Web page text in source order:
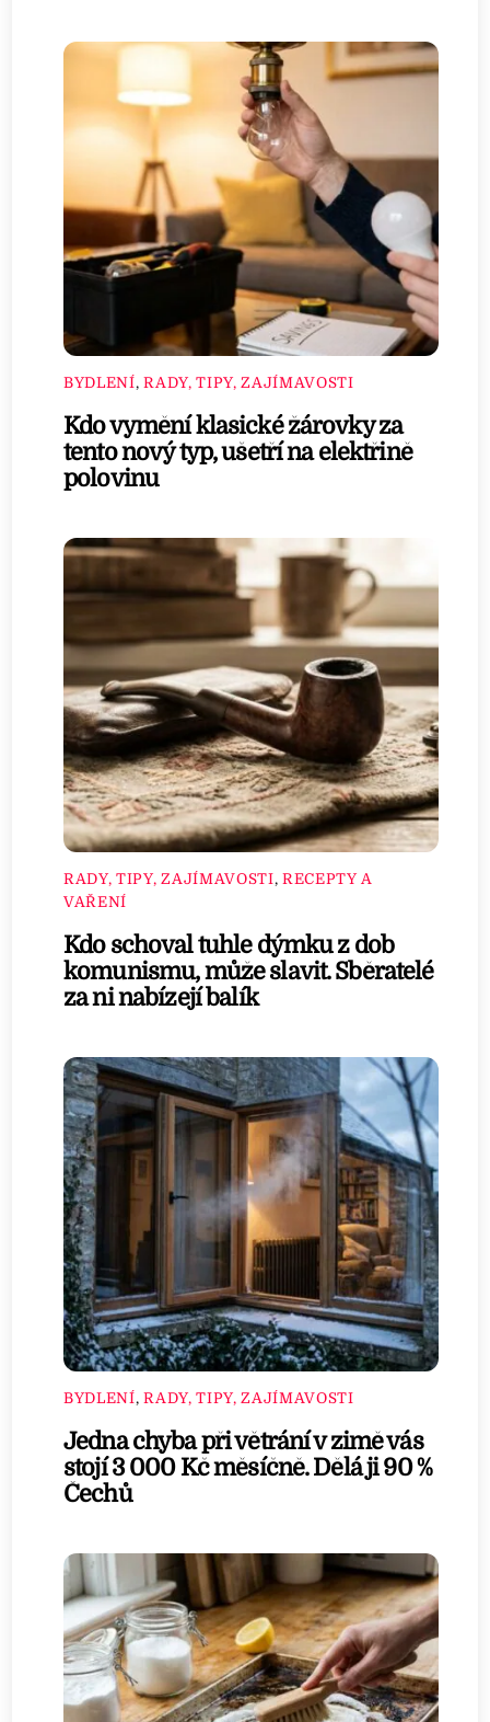
BYDLENÍ,RADY, TIPY, ZAJÍMAVOSTI
Kdo vymění klasické žárovky za
tento nový typ, ušetří na elektřině
polovinu
RADY, TIPY, ZAJÍMAVOSTI, RECEPTY A
VAŘENÍ
Kdo schoval tuhle dýmku z dob
komunismu, může slavit. Sběratelé
za ni nabízejí balík
BYDLENÍ,RADY, TIPY, ZAJÍMAVOSTI
Jedna chyba při větrání v zimě vás
stojí 3 000 Kč měsíčně. Dělá ji 90 %
Čechů